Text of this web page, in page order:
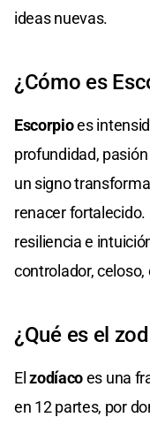
ideas nuevas.
¿Cómo es
Escorpioes
profundidad,
un signo
renacer
resiliencia e
controlador,
¿Qué es el
Elzodíacoes una
en 12 partes, por